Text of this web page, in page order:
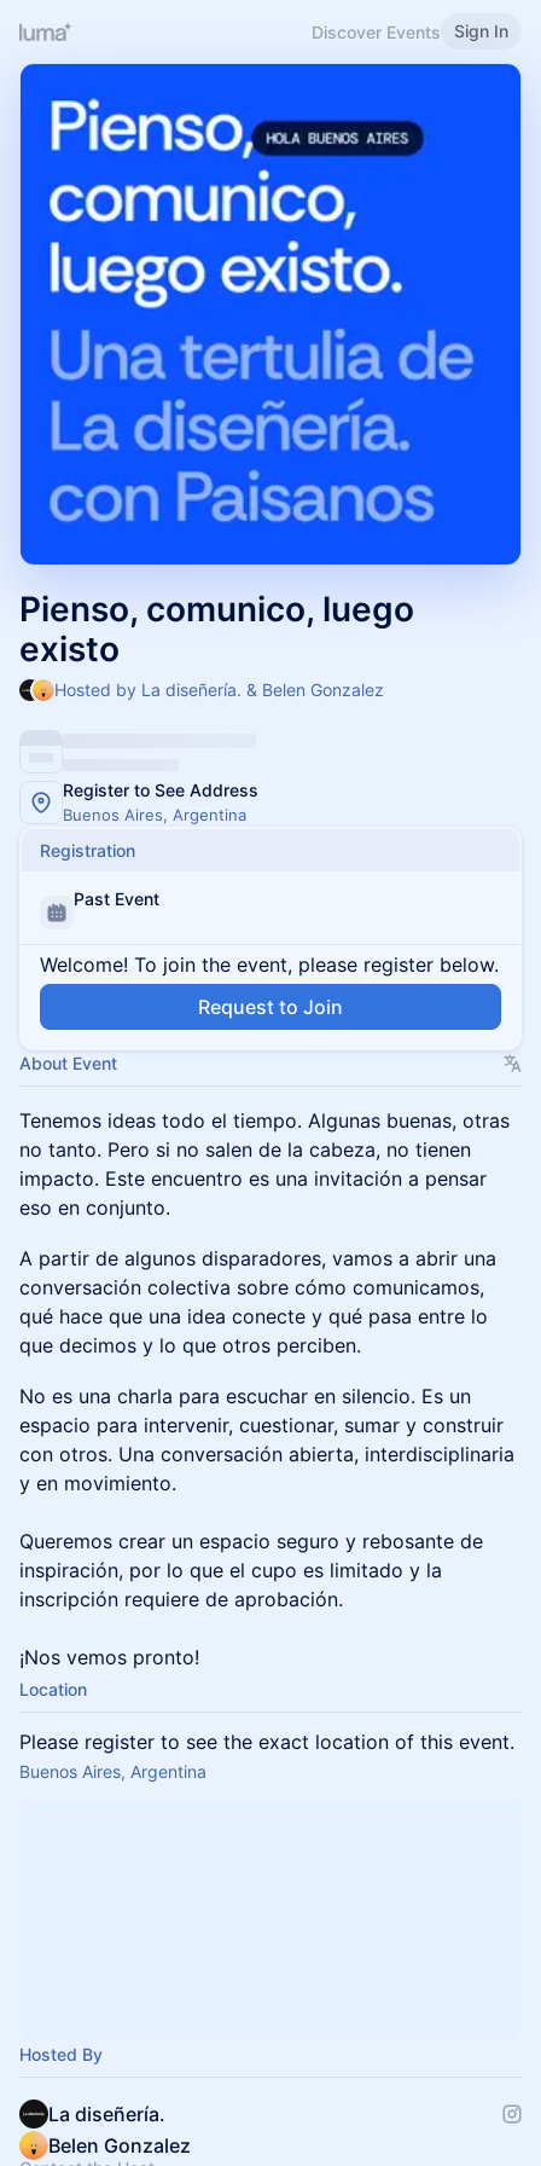
Discover Events Sign In
Pienso, comunico, luego
existo
Hosted by La diseñería. & Belen Gonzalez
Register to See Address
Buenos Aires, Argentina
Registration
Past Event
Welcome! To join the event, please register below.
Request to Join
About Event
Tenemos ideas todo el tiempo. Algunas buenas, otras
no tanto. Pero si no salen de la cabeza, no tienen
impacto. Este encuentro es una invitación a pensar
eso en conjunto.
A partir de algunos disparadores, vamos a abrir una
conversación colectiva sobre cómo comunicamos,
qué hace que una idea conecte y qué pasa entre lo
que decimos y lo que otros perciben.
No es una charla para escuchar en silencio. Es un
espacio para intervenir, cuestionar, sumar y construir
con otros. Una conversación abierta, interdisciplinaria
y en movimiento.
Queremos crear un espacio seguro y rebosante de
inspiración, por lo que el cupo es limitado y la
inscripción requiere de aprobación.
¡Nos vemos pronto!
Location
Please register to see the exact location of this event.
Buenos Aires, Argentina
Hosted By
La diseñería.
Belen Gonzalez